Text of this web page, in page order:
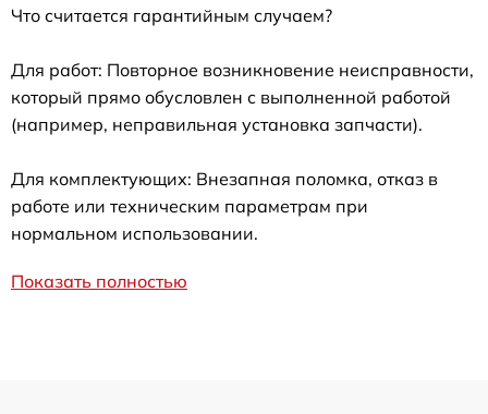
Что считается гарантийным случаем?
Для работ: Повторное возникновение неисправности,
который прямо обусловлен с выполненной работой
(например, неправильная установка запчасти).
Для комплектующих: Внезапная поломка, отказ в
работе или техническим параметрам при
нормальном использовании.
Показать полностью